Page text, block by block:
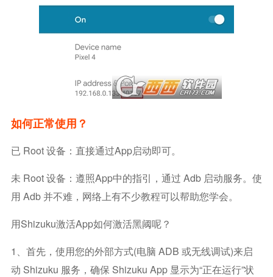
如何正常使用？
已 Root 设备：直接通过app启动即可。
未 Root 设备：遵照app中的指引，通过 Adb 启动服务。使
用 Adb 并不难，网络上有不少教程可以帮助您学会。
用Shizuku激活app如何激活黑阈呢？
1、首先，使用您的外部方式(电脑 ADB 或无线调试)来启
动 Shizuku 服务，确保 Shizuku App 显示为“正在运行”状